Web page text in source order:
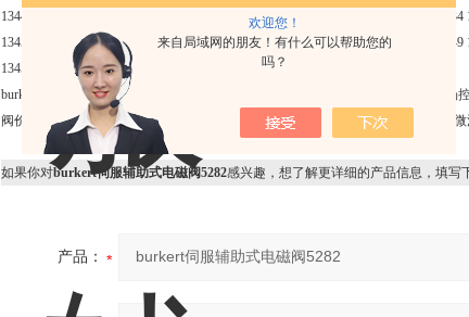
欢迎您！
来自局域网的朋友！有什么可以帮助您的
吗？
134430 134434 134438 134442 134446 134514 134518 134522 134526 134230
134515 134519 134523 134527 134531 134535 134433 134437 134441 134445
134537
burkert 5282电磁阀打开关闭速率独立可调、宝得5282电磁阀常开常闭功能可现场
阀价格比普通电磁阀要贵一点、污染介质电磁阀、带有*的隔离技术，适用于 轻微
如果你对burkert伺服辅助式电磁阀5282感兴趣，想了解更详细的产品信息，填写
产品：